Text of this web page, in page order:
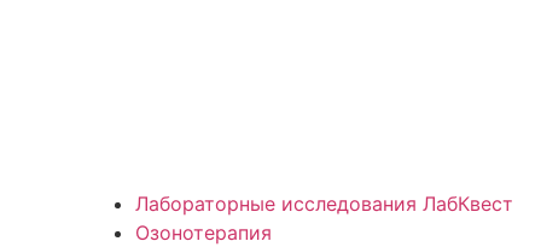
Лабораторные исследования ЛабКвест
Озонотерапия